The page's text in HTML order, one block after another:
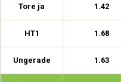
Tore ja 1.42
HT1 1.68
Ungerade 1.63